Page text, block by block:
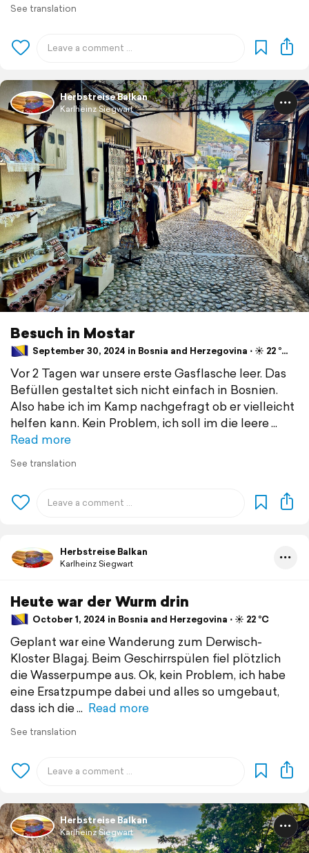
See translation
Herbstreise Balkan
Karlheinz Siegwart
Besuch in Mostar
September 30, 2024 in Bosnia and Herzegovina ⋅ ☀️ 22 °C
Vor 2 Tagen war unsere erste Gasflasche leer. Das
Befüllen gestaltet sich nicht einfach in Bosnien.
Also habe ich im Kamp nachgefragt ob er vielleicht
helfen kann. Kein Problem, ich soll im die leere
Read more
See translation
Herbstreise Balkan
Karlheinz Siegwart
Heute war der Wurm drin
October 1, 2024 in Bosnia and Herzegovina ⋅ ☀️ 22 °C
Geplant war eine Wanderung zum Derwisch-
Kloster Blagaj. Beim Geschirrspülen fiel plötzlich
die Wasserpumpe aus. Ok, kein Problem, ich habe
eine Ersatzpumpe dabei und alles so umgebaut,
dass ich die
Read more
See translation
Herbstreise Balkan
Karlheinz Siegwart